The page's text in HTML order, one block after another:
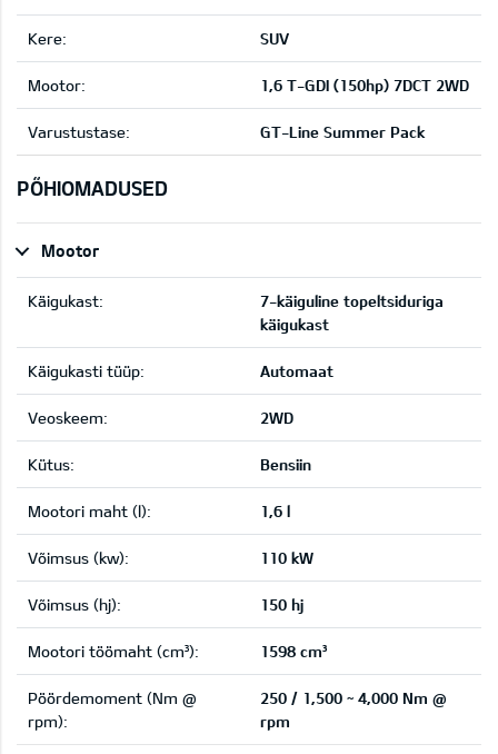
Kere: SUV
Mootor: 1,6 T-GDI (150hp) 7DCT 2WD
Varustustase: GT-Line Summer Pack
PÕHIOMADUSED
Mootor
Käigukast:
7-käiguline topeltsiduriga
käigukast
Käigukasti tüüp: Automaat
Veoskeem: 2WD
Kütus: Bensiin
Mootori maht (l): 1,6 l
Võimsus (kw): 110 kW
Võimsus (hj): 150 hj
Mootori töömaht (cm³): 1598 cm³
Pöördemoment (Nm @
rpm):
250 / 1,500 ~ 4,000 Nm @
rpm